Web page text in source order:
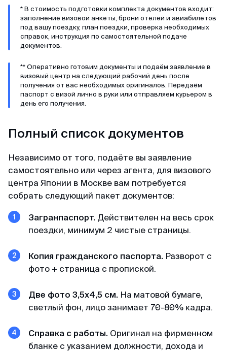
двоих за 6000. Идеальное соотношение цены
и качества.
* В стоимость подготовки комплекта документов входит:
заполнение визовой анкеты, брони отелей и авиабилетов
под вашу поездку, план поездки, проверка необходимых
справок, инструкция по самостоятельной подаче
документов.
** Оперативно готовим документы и подаём заявление в
визовый центр на следующий рабочий день после
получения от вас необходимых оригиналов. Передаём
паспорт с визой лично в руки или отправляем курьером в
день его получения.
Полный список документов
Независимо от того, подаёте вы заявление
самостоятельно или через агента, для визового
центра Японии в Москве вам потребуется
собрать следующий пакет документов:
Загранпаспорт. Действителен на весь срок
поездки, минимум 2 чистые страницы.
Копия гражданского паспорта. Разворот с
фото + страница с пропиской.
Две фото 3,5х4,5 см. На матовой бумаге,
светлый фон, лицо занимает 70-80% кадра.
Справка с работы. Оригинал на фирменном
бланке с указанием должности, дохода и